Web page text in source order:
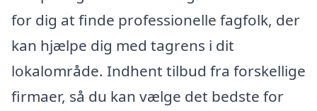
for dig at finde professionelle fagfolk, der
kan hjælpe dig med tagrens i dit
lokalområde. Indhent tilbud fra forskellige
firmaer, så du kan vælge det bedste for